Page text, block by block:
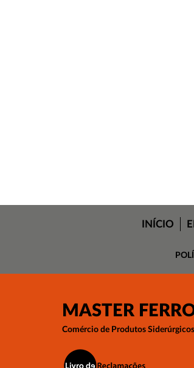
INÍCIO
MASTER
Comércio de Produtos Siderúrgicos